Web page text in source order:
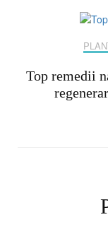
Top remedii